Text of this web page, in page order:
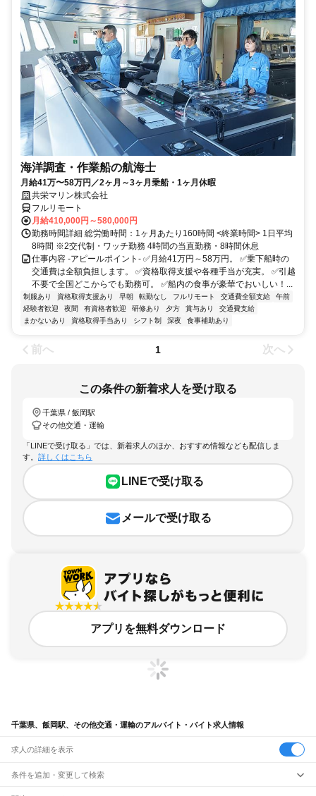
海洋調査・作業船の航海士
月給41万〜58万円／2ヶ月～3ヶ月乗船・1ヶ月休暇
共栄マリン株式会社
フルリモート
月給410,000円～580,000円
勤務時間詳細 総労働時間：1ヶ月あたり160時間 <終業時間> 1日平均
8時間 ※2交代制・ワッチ勤務 4時間の当直勤務・8時間休息
仕事内容 -アピールポイント- ✅月給41万円～58万円。 ✅乗下船時の
交通費は全額負担します。 ✅資格取得支援や各種手当が充実。 ✅引越
不要で全国どこからでも勤務可。 ✅船内の食事が豪華でおいしい！...
制服あり 資格取得支援あり 早朝 転勤なし フルリモート 交通費全額支給
午前
経験者歓迎
夜間 有資格者歓迎 研修あり 夕方 賞与あり
交通費支給
まかないあり
資格取得手当あり シフト制 深夜 食事補助あり
前へ 1 次へ
この条件の新着求人を受け取る
千葉県 / 飯岡駅
その他交通・運輸
「LINEで受け取る」では、新着求人のほか、おすすめ情報なども配信しま
す。 詳しくはこちら
LINEで受け取る
メールで受け取る
アプリを無料ダウンロード
千葉県、飯岡駅、その他交通・運輸のアルバイト・バイト求人情報
求人の詳細を表示
条件を追加・変更して検索